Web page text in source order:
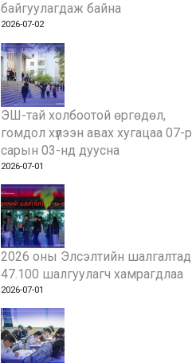
байгуулагдаж байна
2026-07-02
ЭШ-тай холбоотой өргөдөл,
гомдол хүлээн авах хугацаа 07-р
сарын 03-нд дуусна
2026-07-01
2026 оны Элсэлтийн шалгалтад
47.100 шалгуулагч хамрагдлаа
2026-07-01